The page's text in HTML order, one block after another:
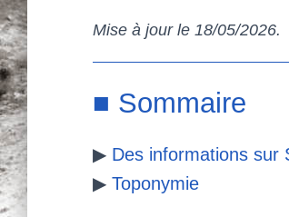
k s
Mise à jour le 18/05/2026.
■ Sommaire
▶ Des informations sur
▶ Toponymie